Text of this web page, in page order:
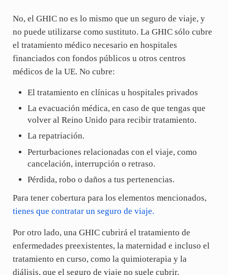
No, el GHIC no es lo mismo que un seguro de viaje, y
no puede utilizarse como sustituto. La GHIC sólo cubre
el tratamiento médico necesario en hospitales
financiados con fondos públicos u otros centros
médicos de la UE. No cubre:
El tratamiento en clínicas u hospitales privados
La evacuación médica, en caso de que tengas que
volver al Reino Unido para recibir tratamiento.
La repatriación.
Perturbaciones relacionadas con el viaje, como
cancelación, interrupción o retraso.
Pérdida, robo o daños a tus pertenencias.
Para tener cobertura para los elementos mencionados,
tienes que contratar un seguro de viaje.
Por otro lado, una GHIC cubrirá el tratamiento de
enfermedades preexistentes, la maternidad e incluso el
tratamiento en curso, como la quimioterapia y la
diálisis, que el seguro de viaje no suele cubrir.